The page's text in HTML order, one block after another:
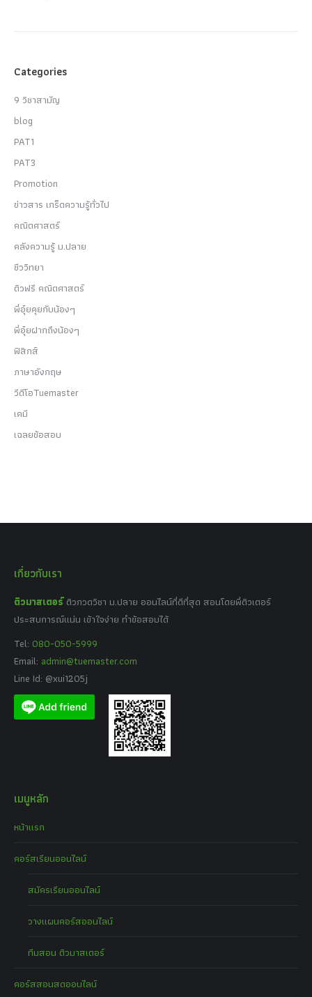
Categories
9 วิชาสามัญ
blog
PAT1
PAT3
Promotion
ข่าวสาร เกร็ดความรู้ทั่วไป
คณิตศาสตร์
คลังความรู้ ม.ปลาย
ชีววิทยา
ติวฟรี คณิตศาสตร์
พี่อุ๋ยคุยกับน้องๆ
พี่อุ๋ยฝากถึงน้องๆ
ฟิสิกส์
ภาษาอังกฤษ
วีดีโอTuemaster
เคมี
เฉลยข้อสอบ
เกี่ยวกับเรา
ติวมาสเตอร์ ติวกวดวิชา ม.ปลาย ออนไลน์ที่ดีที่สุด สอนโดยพี่ติวเตอร์
ประสบการณ์แน่น เข้าใจง่าย ทำข้อสอบได้
Tel: 080-050-5999
Email: admin@tuemaster.com
Line Id: @xui1205j
เมนูหลัก
หน้าแรก
คอร์สเรียนออนไลน์
สมัครเรียนออนไลน์
วางแผนคอร์สออนไลน์
ทีมสอน ติวมาสเตอร์
คอร์สสอนสดออนไลน์